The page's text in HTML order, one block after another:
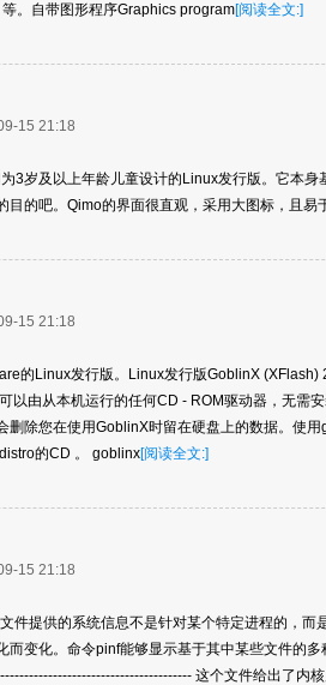
。自带图形程序Graphics program[阅读全文:]
15 21:18
3岁及以上年龄儿童设计的Linux发行版。它本身
目的吧。Qimo的界面很直观，采用大图标，且易
15 21:18
的Linux发行版。Linux发行版GoblinX
以由从本机运行的任何CD - ROM驱动器，无需
删除您在使用GoblinX时留在硬盘上的数据。使
的CD 。 goblinx[阅读全文:]
15 21:18
件提供的系统信息不是针对某个特定进程的，而
而变化。命令pinf能够显示基于其中某些文件的
这个文件给出了内